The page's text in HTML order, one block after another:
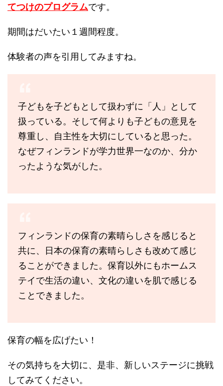
てつけのプログラムです。
期間はだいたい１週間程度。
体験者の声を引用してみますね。
子どもを子どもとして扱わずに「人」として
扱っている。そして何よりも子どもの意見を
尊重し、自主性を大切にしていると思った。
なぜフィンランドが学力世界一なのか、分か
ったような気がした。
フィンランドの保育の素晴らしさを感じると
共に、日本の保育の素晴らしさも改めて感じ
ることができました。保育以外にもホームス
テイで生活の違い、文化の違いを肌で感じる
ことできました。
保育の幅を広げたい！
その気持ちを大切に、是非、新しいステージに挑戦
してみてください。